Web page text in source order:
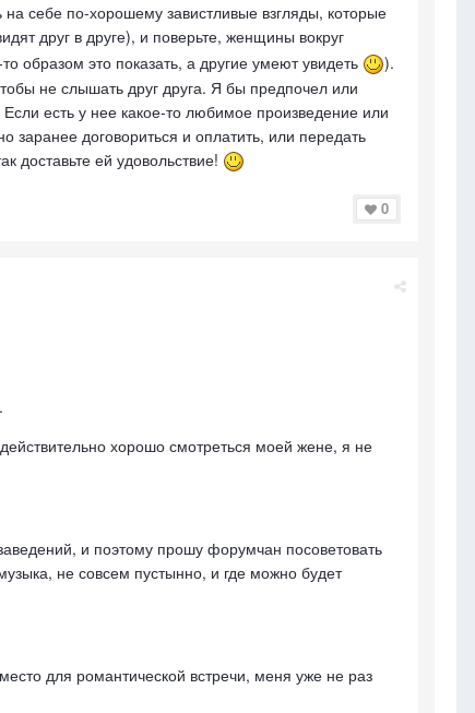
себе по-хорошему завистливые взгляды, которые
друг в друге), и поверьте, женщины вокруг
образом это показать, а другие умеют увидеть
).
не слышать друг друга. Я бы предпочел или
есть у нее какое-то любимое произведение или
договориться и оплатить, или передать
доставьте ей удовольствие!
0
хорошо смотреться моей жене, я не
и поэтому прошу форумчан посоветовать
не совсем пустынно, и где можно будет
для романтической встречи, меня уже не раз